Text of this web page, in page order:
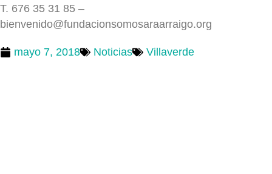
T. 676 35 31 85 –
bienvenido@fundacionsomosaraarraigo.org
mayo 7, 2018 Noticias Villaverde